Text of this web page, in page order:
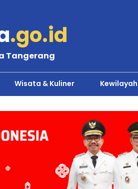
.go.id
Tangerang
Wisata & Kuliner